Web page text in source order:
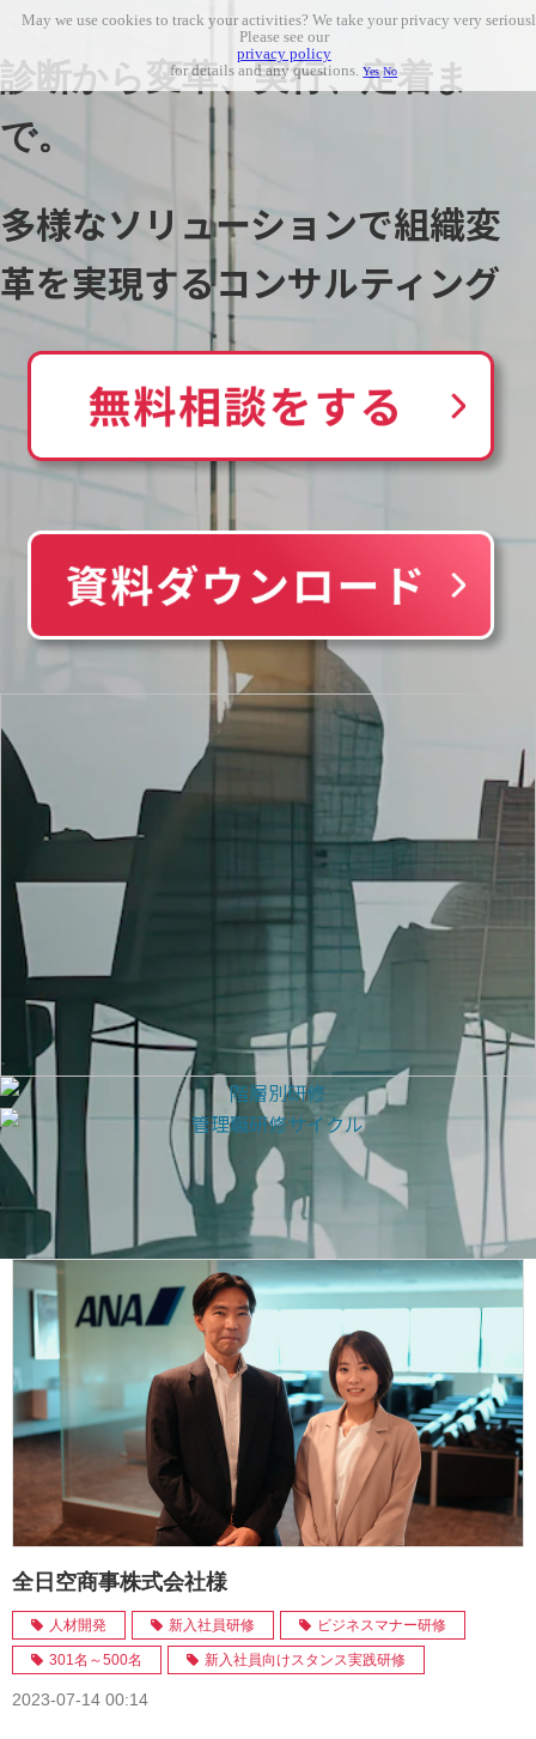
診断から変革、実行、定着ま
で。
多様なソリューションで組織変
革を実現するコンサルティング
全日空商事株式会社様
人材開発 新入社員研修 ビジネスマナー研修
301名～500名 新入社員向けスタンス実践研修
2023-07-14 00:14
May we use cookies to track your activities? We take your privacy very
Please see our
privacy policy
for details and any questions.Yes No